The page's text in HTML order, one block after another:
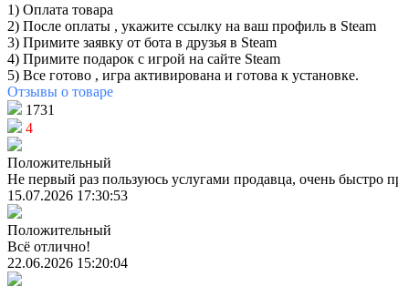
1) Оплата товара
2) После оплаты , укажите ссылку на ваш профиль в Steam
3) Примите заявку от бота в друзья в Steam
4) Примите подарок с игрой на сайте Steam
5) Все готово , игра активирована и готова к установке.
Отзывы о товаре
1731
4
Положительный
Не первый раз пользуюсь услугами продавца, очень быстро
15.07.2026 17:30:53
Положительный
Всё отлично!
22.06.2026 15:20:04